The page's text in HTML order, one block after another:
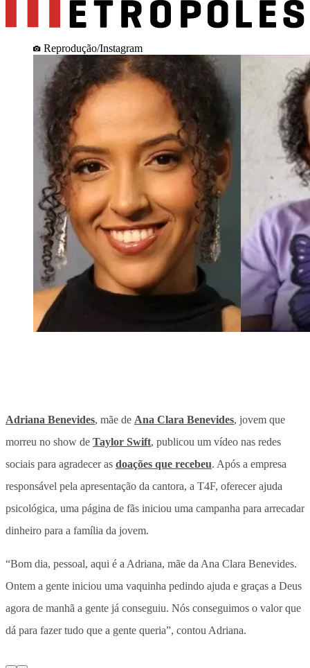
Reprodução/Instagram
Adriana Benevides, mãe de Ana Clara Benevides, jovem que
morreu no show de Taylor Swift, publicou um vídeo nas redes
sociais para agradecer as doações que recebeu. Após a empresa
responsável pela apresentação da cantora, a T4F, oferecer ajuda
psicológica, uma página de fãs iniciou uma campanha para arrecadar
dinheiro para a família da jovem.
“Bom dia, pessoal, aqui é a Adriana, mãe da Ana Clara Benevides.
Ontem a gente iniciou uma vaquinha pedindo ajuda e graças a Deus
agora de manhã a gente já conseguiu. Nós conseguimos o valor que
dá para fazer tudo que a gente queria”, contou Adriana.